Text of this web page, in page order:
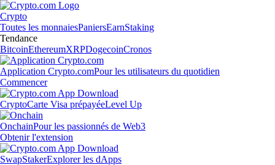
Crypto
Toutes les monnaiesPaniersEarnStaking
Tendance
BitcoinEthereumXRPDogecoinCronos
Application Crypto.comPour les utilisateurs du quotidien
Commencer
CryptoCarte Visa prépayéeLevel Up
OnchainPour les passionnés de Web3
Obtenir l'extension
SwapStakerExplorer les dApps